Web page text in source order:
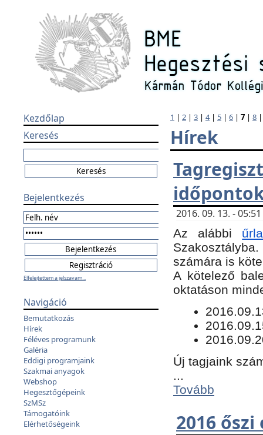
Kezdőlap
Keresés
Bejelentkezés
Elfelejtettem a jelszavam...
Navigáció
Bemutatkozás
Hírek
Féléves programunk
Galéria
Eddigi programjaink
Szakmai anyagok
Webshop
Hegesztőgépeink
SzMSz
Támogatóink
Elérhetőségeink
1 | 2 | 3 | 4| 5 | 6 | 7 | 8
Hírek
2016. 09. 13. -
Az alábbi
számára is
​A kötelező
oktatáson
Új tagjaink
...
Tovább
2016